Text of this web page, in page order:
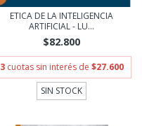
ETICA DE LA INTELIGENCIA
ARTIFICIAL - LU...
$82.800
3 cuotas sin interés de $27.600
SIN STOCK